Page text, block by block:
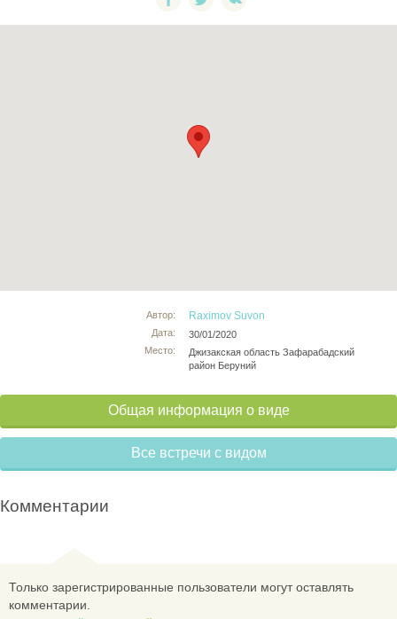
Автор:
Дата:
Место:
Raximov Suvon
30/01/2020
Джизакская область Зафарабадский
район Беруний
Общая информация о виде
Все встречи с видом
Комментарии
Только зарегистрированные пользователи могут оставлять
комментарии.